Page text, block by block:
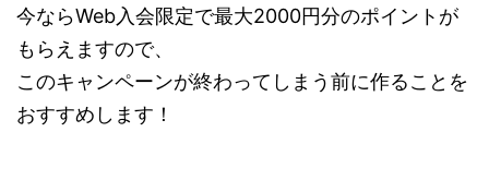
今ならWeb入会限定で最大2000円分のポイントが
もらえますので、
このキャンペーンが終わってしまう前に作ることを
おすすめします！